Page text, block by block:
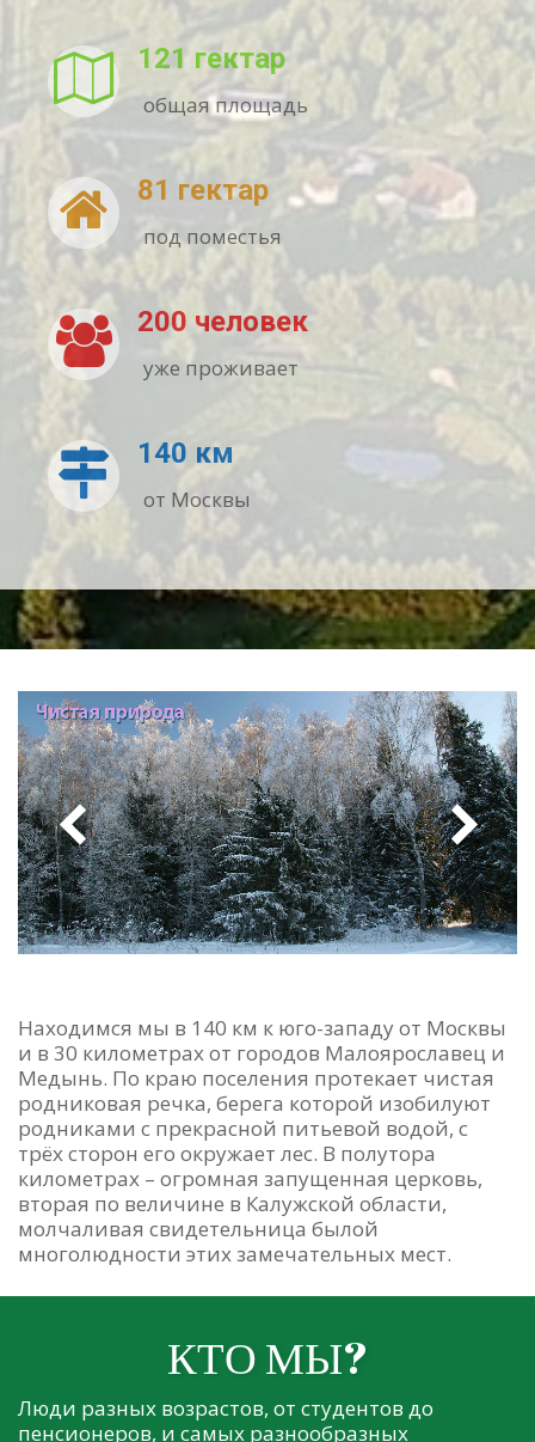
121 гектар
общая площадь
81 гектар
под поместья
200 человек
уже проживает
140 км
от Москвы
Находимся мы в 140 км к юго-западу от Москвы
и в 30 километрах от городов Малоярославец и
Медынь. По краю поселения протекает чистая
родниковая речка, берега которой изобилуют
родниками с прекрасной питьевой водой, с
трёх сторон его окружает лес. В полутора
километрах – огромная запущенная церковь,
вторая по величине в Калужской области,
молчаливая свидетельница былой
многолюдности этих замечательных мест.
КТО МЫ?
Люди разных возрастов, от студентов до
пенсионеров, и самых разнообразных